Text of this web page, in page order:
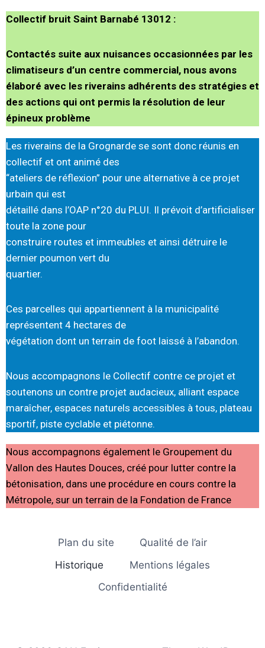
Collectif bruit Saint Barnabé 13012 :
Contactés suite aux nuisances occasionnées par les
climatiseurs d’un centre commercial, nous avons
élaboré avec les riverains adhérents des stratégies et
des actions qui ont permis la résolution de leur
épineux problème
Les riverains de la Grognarde se sont donc réunis en
collectif et ont animé des
“ateliers de réflexion” pour une alternative à ce projet
urbain qui est
détaillé dans l’OAP n°20 du PLUI. Il prévoit d’artificialiser
toute la zone pour
construire routes et immeubles et ainsi détruire le
dernier poumon vert du
quartier.
Ces parcelles qui appartiennent à la municipalité
représentent 4 hectares de
végétation dont un terrain de foot laissé à l’abandon.
Nous accompagnons le Collectif contre ce projet et
soutenons un contre projet audacieux, alliant espace
maraîcher, espaces naturels accessibles à tous, plateau
sportif, piste cyclable et piétonne.
Nous accompagnons également le Groupement du
Vallon des Hautes Douces, créé pour lutter contre la
bétonisation, dans une procédure en cours contre la
Métropole, sur un terrain de la Fondation de France
Plan du site
Qualité de l’air
Historique
Mentions légales
Confidentialité